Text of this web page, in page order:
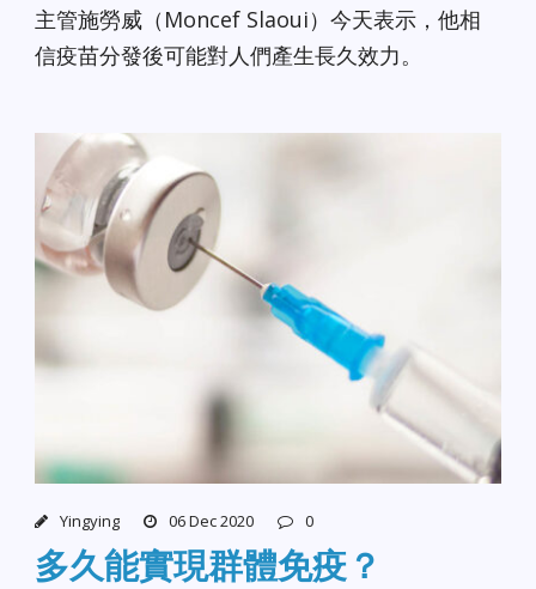
主管施勞威（Moncef Slaoui）今天表示，他相
信疫苗分發後可能對人們產生長久效力。
Yingying 06 Dec 2020 0
多久能實現群體免疫？